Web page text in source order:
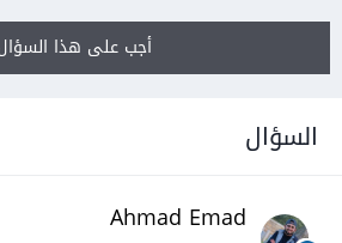
أجب على هذا السؤال
السؤال
Ahmad Emad